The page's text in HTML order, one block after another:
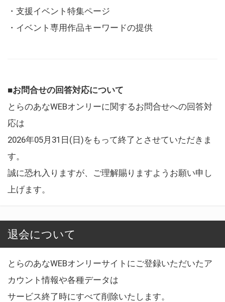
・支援イベント特集ページ
・イベント専用作品キーワードの提供
■お問合せの回答対応について
とらのあなWEBオンリーに関するお問合せへの回答対
応は
2026年05月31日(日)をもって終了とさせていただきま
す。
誠に恐れ入りますが、ご理解賜りますようお願い申し
上げます。
退会について
とらのあなWEBオンリーサイトにご登録いただいたア
カウント情報や各種データは
サービス終了時にすべて削除いたします。